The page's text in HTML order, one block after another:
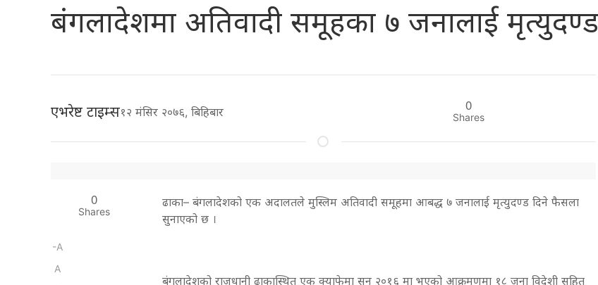
बंगलादेशमा अतिवादी समूहका ७ जनालाई
एभरेष्ट टाइम्स१२ मंसिर २०७६, बिहिबार 0
Shares
0
Shares
-A
A
ढाका– बंगलादेशको एक अदालतले मुस्लिम अतिवादी समूहमा आबद्ध ७ जनालाई मृत्युदण्ड दिने फैसला
सुनाएको छ ।
बंगलादेशको राजधानी ढाकास्थित एक क्याफेमा सन् २०१६ मा भएको आक्रमणमा १८ जना विदेशी सहित